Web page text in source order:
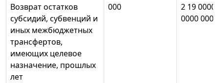
Возврат остатков
субсидий, субвенций и
иных межбюджетных
трансфертов,
имеющих целевое
назначение, прошлых
лет
000
2 19
0000 000